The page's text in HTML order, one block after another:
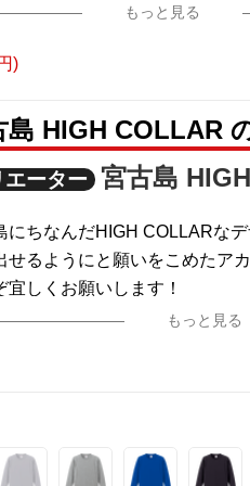
もっと見る
)
島 HIGH COLLAR
エーター 宮古島
にちなんだHIGH COLLARな
せるようにと願いをこめたア
宜しくお願いします！
よってはcolorが選択できます
もっと見る